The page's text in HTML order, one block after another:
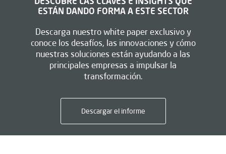
DESCUBRE LAS CLAVES E INSIGHTS QUE
ESTÁN DANDO FORMA A ESTE SECTOR
Descarga nuestro white paper exclusivo y
conoce los desafíos, las innovaciones y cómo
nuestras soluciones están ayudando a las
principales empresas a impulsar la
transformación.
Descargar el informe